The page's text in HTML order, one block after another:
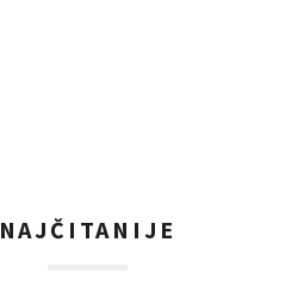
NAJČITANIJE